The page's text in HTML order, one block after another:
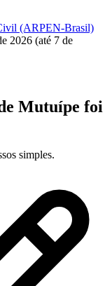
(ARPEN-Brasil)
2026 (até 7 de
Mutuípe foi
simples.